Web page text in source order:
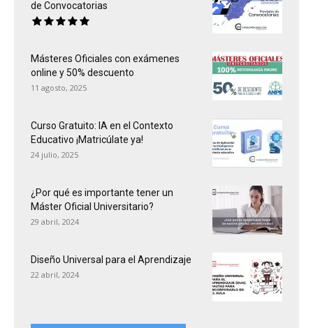
de Convocatorias
Másteres Oficiales con exámenes
online y 50% descuento
11 agosto, 2025
Curso Gratuito: IA en el Contexto
Educativo ¡Matricúlate ya!
24 julio, 2025
¿Por qué es importante tener un
Máster Oficial Universitario?
29 abril, 2024
Diseño Universal para el Aprendizaje
22 abril, 2024